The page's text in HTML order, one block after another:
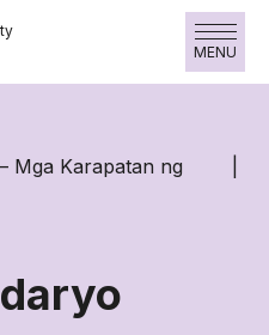
MENU
Mga Karapatan ng